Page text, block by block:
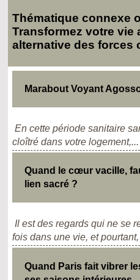
Thématique connexe
Transformez votre vie
alternative des forces
Marabout Voyant
En cette période sanitaire
cloîtré dans votre logement,...
Quand le cœur vacille,
lien sacré ?
Il est des regards qui ne se
fois dans une vie, et pourtant,
Quand Paris fait vibrer